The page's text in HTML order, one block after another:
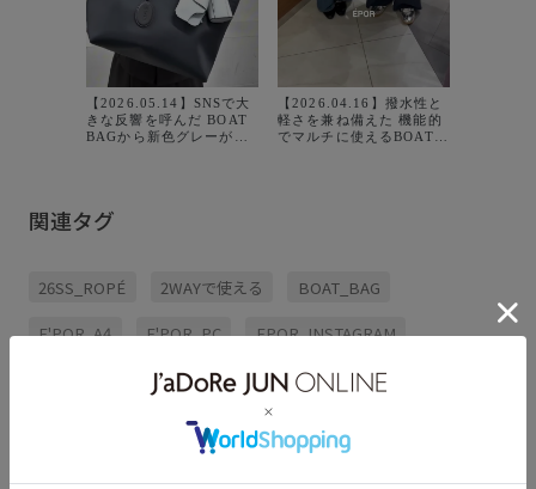
【2026.05.14】SNSで大
きな反響を呼んだ BOAT
BAGから新色グレーが登
ル#boatbag #アトレ恵比
【2026.04.16】撥水性と
軽さを兼ね備えた 機能的
でマルチに使えるBOAT
みてく
BAG
taxin
関連タグ
26SS_ROPÉ 2WAYで使える BOAT_BAG
E'POR_A4 E'POR_PC EPOR_INSTAGRAM
EPOR_INSTAGRAM2 EPOR対象アイテム
【E'POR】 きちんと感
もっと見る